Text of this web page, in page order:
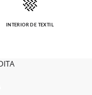
INTERIOR DE TEXTIL